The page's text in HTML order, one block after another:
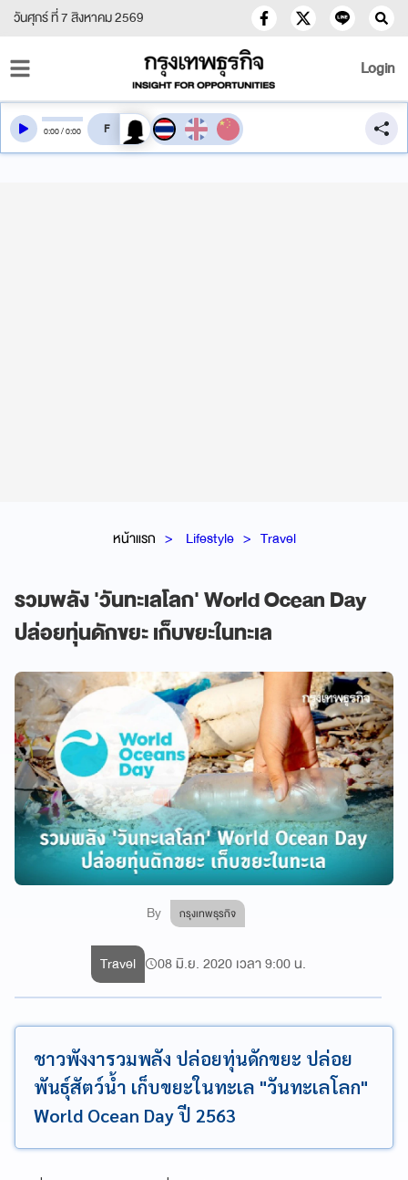
วันศุกร์ ที่ 7 สิงหาคม 2569
Login
หน้าแรก Lifestyle Travel
รวมพลัง 'วันทะเลโลก' World Ocean Day
ปล่อยทุ่นดักขยะ เก็บขยะในทะเล
By กรุงเทพธุรกิจ
0:00/0:00 สลับเสียงอ่าน
Travel 08 มิ.ย. 2020 เวลา 9:00 น.
ชาวพังงารวมพลัง ปล่อยทุ่นดักขยะ ปล่อย
พันธุ์สัตว์น้ำ เก็บขยะในทะเล "วันทะเลโลก"
World Ocean Day ปี 2563